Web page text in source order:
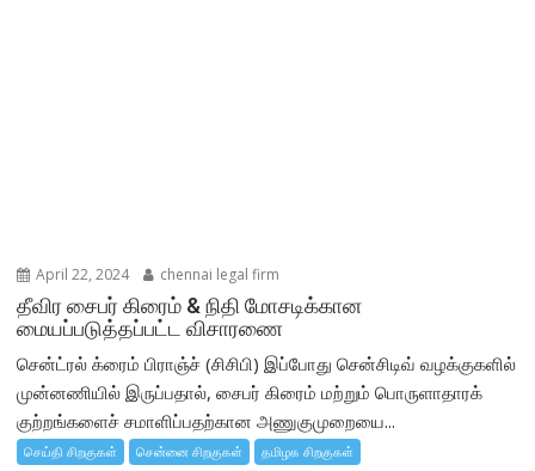
April 22, 2024 chennai legal firm
தீவிர சைபர் கிரைம் & நிதி மோசடிக்கான
மையப்படுத்தப்பட்ட விசாரணை
சென்ட்ரல் க்ரைம் பிராஞ்ச் (சிசிபி) இப்போது சென்சிடிவ் வழக்குகளில்
முன்னணியில் இருப்பதால், சைபர் கிரைம் மற்றும் பொருளாதாரக்
குற்றங்களைச் சமாளிப்பதற்கான அணுகுமுறையை...
செய்தி சிறகுகள் சென்னை சிறகுகள்
தமிழக சிறகுகள்